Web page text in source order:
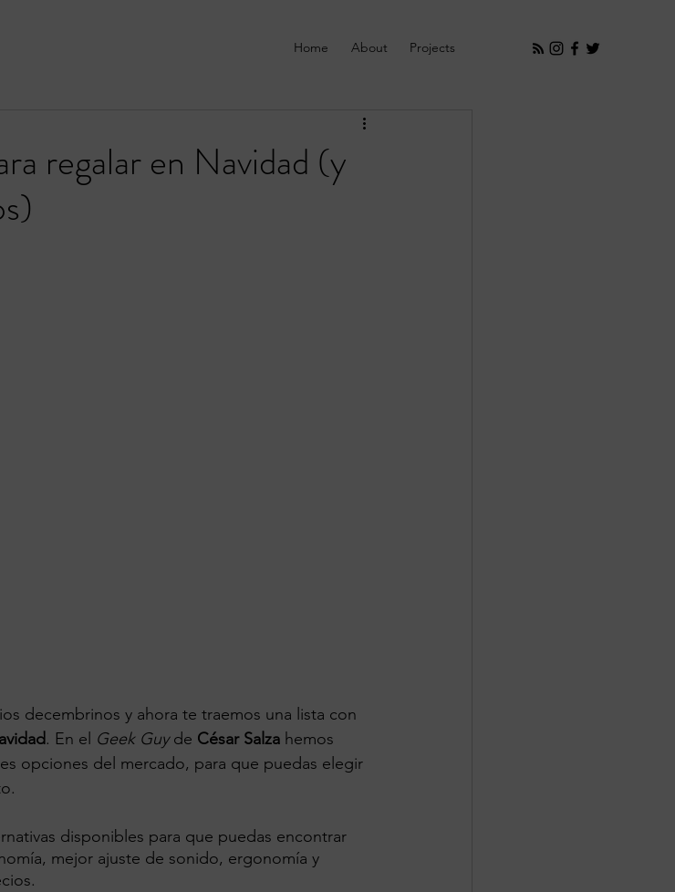
Home About Projects
regalar en Navidad (y
decembrinos y ahora te traemos una lista con
. En el Geek Guy de César Salza hemos
opciones del mercado, para que puedas elegir
disponibles para que puedas encontrar
mejor ajuste de sonido, ergonomía y